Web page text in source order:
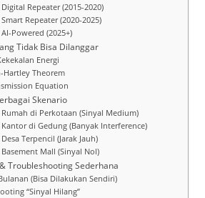
Repeater (2015-2020)
Repeater (2020-2025)
Powered (2025+)
Tidak Bisa Dilanggar
Energi
Hartley Theorem
Equation
Skenario
di Perkotaan (Sinyal Medium)
di Gedung (Banyak Interference)
Terpencil (Jarak Jauh)
Mall (Sinyal Nol)
Troubleshooting Sederhana
(Bisa Dilakukan Sendiri)
“Sinyal Hilang”